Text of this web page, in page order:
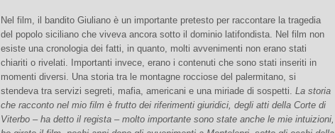
Nel film, il bandito Giuliano è un importante pretesto per raccontare la tragedia
del popolo siciliano che viveva ancora sotto il dominio latifondista. Nel film non
esiste una cronologia dei fatti, in quanto, molti avvenimenti non erano stati
chiariti o rivelati. Importanti invece, erano i contenuti che sono stati inseriti in
momenti diversi. Una storia tra le montagne rocciose del palermitano, si
stendeva tra servizi segreti, mafia, americani e una miriade di sospetti. La storia
che racconto nel mio film è frutto dei riferimenti giuridici, degli atti della Corte di
Viterbo – ha detto il regista – molto importante sono state anche le mie intuizioni,